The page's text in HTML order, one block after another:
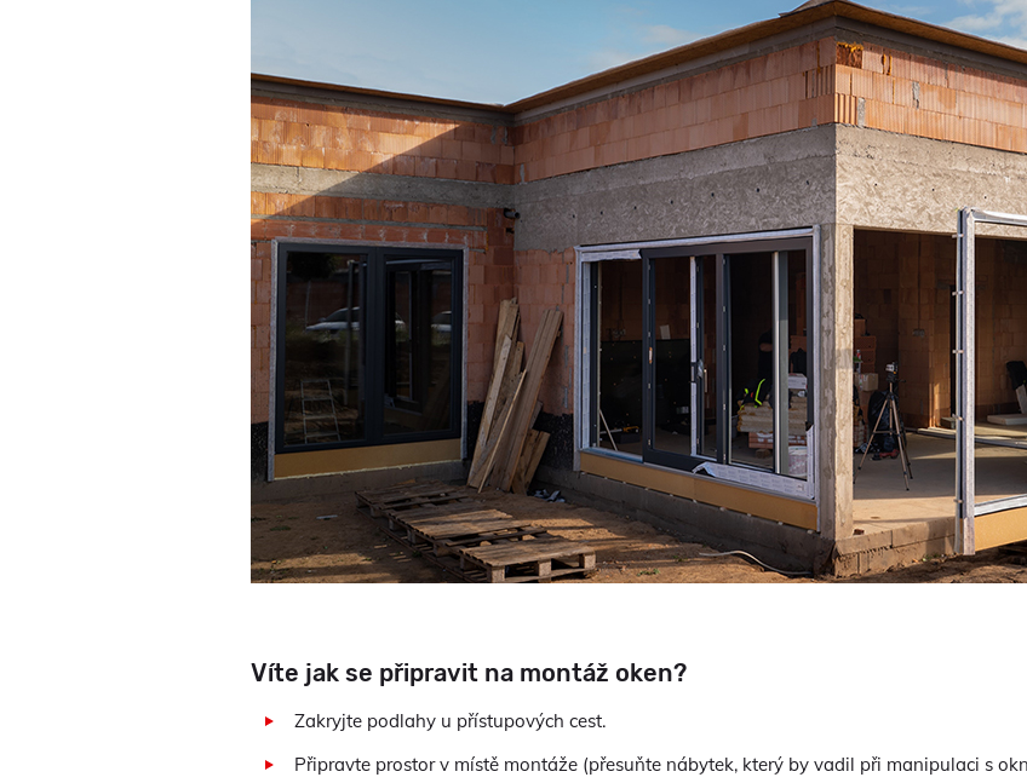
Víte jak se připravit na montáž oken?
Zakryjte podlahy u přístupových cest.
Připravte prostor v místě montáže (přesuňte nábytek, který by vadil při manipulaci s